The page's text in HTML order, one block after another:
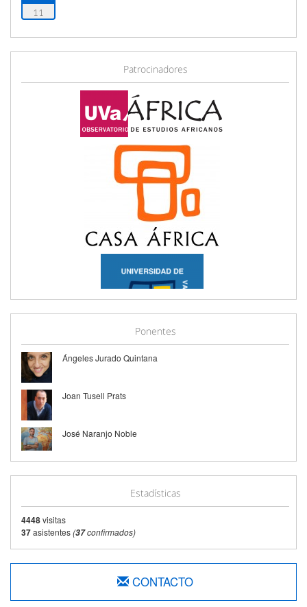
11
Patrocinadores
Ponentes
Ángeles Jurado Quintana
Joan Tusell Prats
José Naranjo Noble
Estadísticas
4448visitas
37asistentes(37confirmados)
CONTACTO